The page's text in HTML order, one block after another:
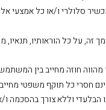
₪ ₪
הבלעדי וללא צורך בהסכמה